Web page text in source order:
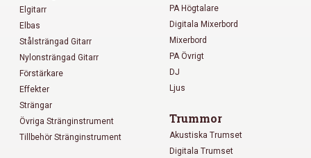
Elgitarr
Elbas
Stålsträngad Gitarr
Nylonsträngad Gitarr
Förstärkare
Effekter
Strängar
Övriga Stränginstrument
Tillbehör Stränginstrument
PA Högtalare
Digitala Mixerbord
Mixerbord
PA Övrigt
DJ
Ljus
Trummor
Akustiska Trumset
Digitala Trumset